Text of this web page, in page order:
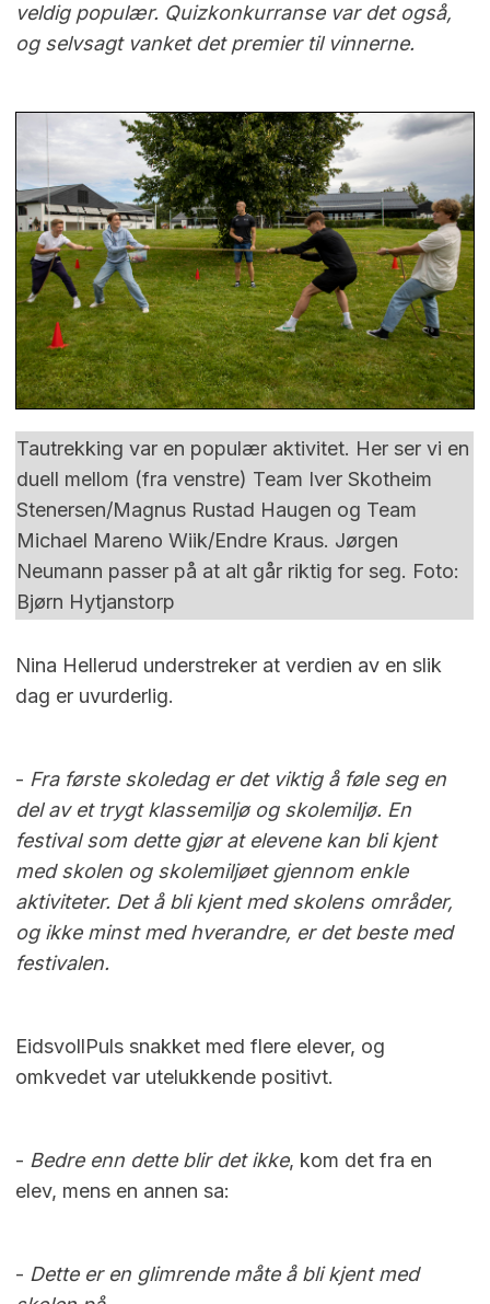
veldig populær. Quizkonkurranse var det også,
og selvsagt vanket det premier til vinnerne.
Tautrekking var en populær aktivitet. Her ser vi en
duell mellom (fra venstre) Team Iver Skotheim
Stenersen/Magnus Rustad Haugen og Team
Michael Mareno Wiik/Endre Kraus. Jørgen
Neumann passer på at alt går riktig for seg. Foto:
Bjørn Hytjanstorp
Nina Hellerud understreker at verdien av en slik
dag er uvurderlig.
- Fra første skoledag er det viktig å føle seg en
del av et trygt klassemiljø og skolemiljø. En
festival som dette gjør at elevene kan bli kjent
med skolen og skolemiljøet gjennom enkle
aktiviteter. Det å bli kjent med skolens områder,
og ikke minst med hverandre, er det beste med
festivalen.
EidsvollPuls snakket med flere elever, og
omkvedet var utelukkende positivt.
- Bedre enn dette blir det ikke, kom det fra en
elev, mens en annen sa:
- Dette er en glimrende måte å bli kjent med